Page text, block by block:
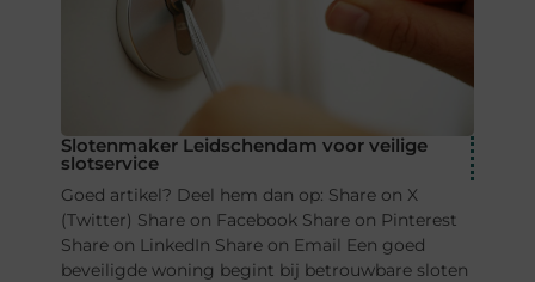
Slotenmaker Leidschendam voor veilige
slotservice
Goed artikel? Deel hem dan op: Share on X
(Twitter) Share on Facebook Share on Pinterest
Share on LinkedIn Share on Email Een goed
beveiligde woning begint bij betrouwbare sloten